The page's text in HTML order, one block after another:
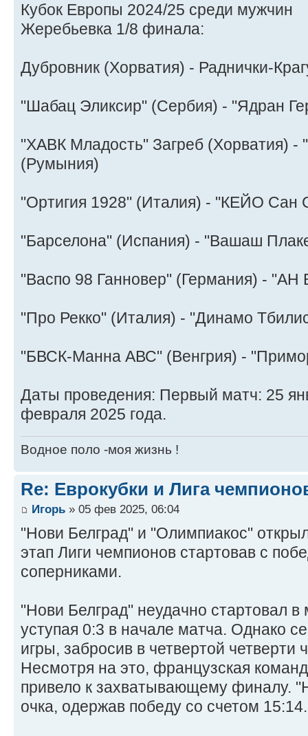
Кубок Европы 2024/25 среди мужчин
Жеребьевка 1/8 финала:
Дубровник (Хорватия) - Раднички-
"Шабац Эликсир" (Сербия) - "Ядран
"ХАВК Младость" Загреб (Хорватия) -
(Румыния)
"Ортигия 1928" (Италия) - "КЕЙО Сан
"Барселона" (Испания) - "Вашаш
"Васпо 98 Ганновер" (Германия) -
"Про Рекко" (Италия) - "Динамо
"БВСК-Манна АВС" (Венгрия) -
Даты проведения: Первый матч: 25
февраля 2025 года.
Водное поло -моя жизнь !
Re: Еврокубки и Лига
Игорь » 05 фев 2025, 06:04
"Нови Белград" и "Олимпиакос"
этап Лиги чемпионов стартовав с
соперниками.
"Нови Белград" неудачно стартовал
уступая 0:3 в начале матча. Однако
игры, забросив в четвертой четверти
Несмотря на это, французская
привело к захватывающему финалу.
очка, одержав победу со счетом 15:14.